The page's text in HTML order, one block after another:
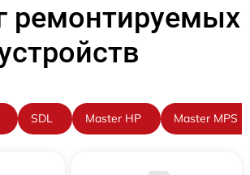
ремонтируемых
SDL Master HP Master MPS